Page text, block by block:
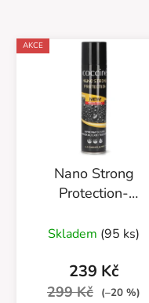
AKCE
Nano Strong
Protection-
400ml-
Skladem (95 ks)
239 Kč
299 Kč (–20 %)